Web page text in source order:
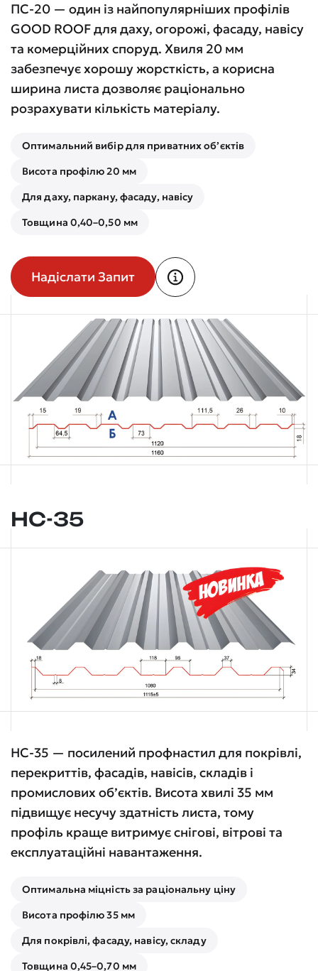
ПС-20 — один із найпопулярніших профілів
GOOD ROOF для даху, огорожі, фасаду, навісу
та комерційних споруд. Хвиля 20 мм
забезпечує хорошу жорсткість, а корисна
ширина листа дозволяє раціонально
розрахувати кількість матеріалу.
Оптимальний вибір для приватних об’єктів
Висота профілю 20 мм
Для даху, паркану, фасаду, навісу
Товщина 0,40–0,50 мм
Надіслати Запит
НС-35
НС-35 — посилений профнастил для покрівлі,
перекриттів, фасадів, навісів, складів і
промислових об’єктів. Висота хвилі 35 мм
підвищує несучу здатність листа, тому
профіль краще витримує снігові, вітрові та
експлуатаційні навантаження.
Оптимальна міцність за раціональну ціну
Висота профілю 35 мм
Для покрівлі, фасаду, навісу, складу
Товщина 0,45–0,70 мм